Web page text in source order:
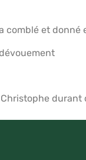
comblé et